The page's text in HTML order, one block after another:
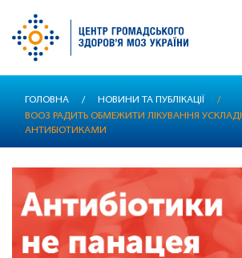
основного
ГОЛОВНА / НОВИНИ ТА ПУБЛІКАЦІЇ
/
ВООЗ РАДИТЬ ОБМЕЖИТИ ЛІКУВАННЯ
АНТИБІОТИКАМИ